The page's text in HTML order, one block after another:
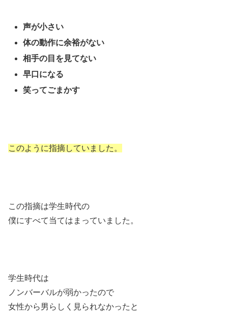
声が小さい
体の動作に余裕がない
相手の目を見てない
早口になる
笑ってごまかす
このように指摘していました。
この指摘は学生時代の
僕にすべて当てはまっていました。
学生時代は
ノンバーバルが弱かったので
女性から男らしく見られなかったと